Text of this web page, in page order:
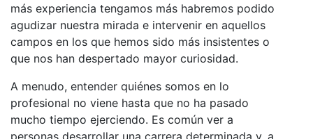
más experiencia tengamos más habremos podido
agudizar nuestra mirada e intervenir en aquellos
campos en los que hemos sido más insistentes o
que nos han despertado mayor curiosidad.
A menudo, entender quiénes somos en lo
profesional no viene hasta que no ha pasado
mucho tiempo ejerciendo. Es común ver a
personas desarrollar una carrera determinada y, a